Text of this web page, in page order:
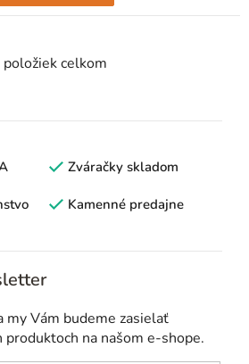
O
l
d
a
c
k
y
položiek celkom
Zváračky skladom
Kamenné predajne
Vám budeme zasielať
produktoch na našom e-shope.